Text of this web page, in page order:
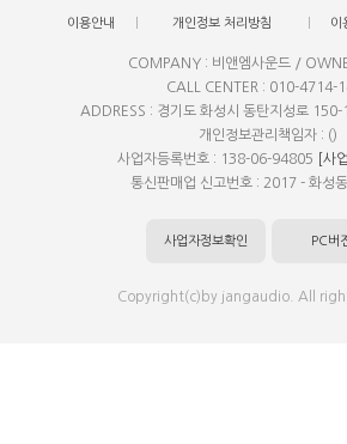
이용안내 개인정보 처리방침 이
COMPANY : 비앤엠사운드 /
CALL CENTER : 010-4714-
ADDRESS : 경기도 화성시 동탄지성로
개인정보관리책임자 : ()
사업자등록번호 : 138-06-94805
[사
통신판매업 신고번호 : 2017 - 화성
사업자정보확인 PC버
Copyright(c)by jangaudio. All